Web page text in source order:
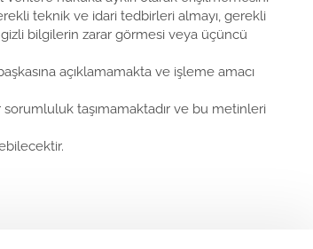
teknik ve idari tedbirleri almayı, gerekli
gizli bilgilerin zarar görmesi veya üçüncü
açıklamamakta ve işleme amacı
taşımamaktadır ve bu metinleri